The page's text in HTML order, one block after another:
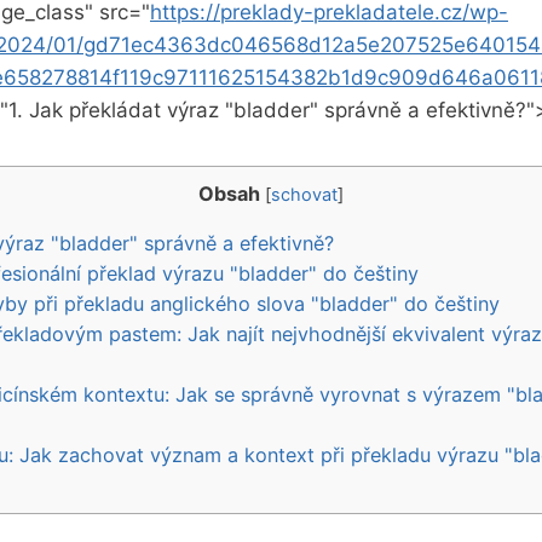
src="https://preklady-prekladatele.cz/wp-
01/
Jak překládat výraz "bladder" správně a
Obsah [schovat]
"bladder" správně a efektivně?
překlad výrazu "bladder" do češtiny
při překladu anglického⁢ slova "bladder" do češtiny
pastem: Jak najít nejvhodnější ekvivalent
kontextu: Jak se správně vyrovnat ⁤s výrazem
Jak zachovat význam a ‍kontext při překladu výrazu‌